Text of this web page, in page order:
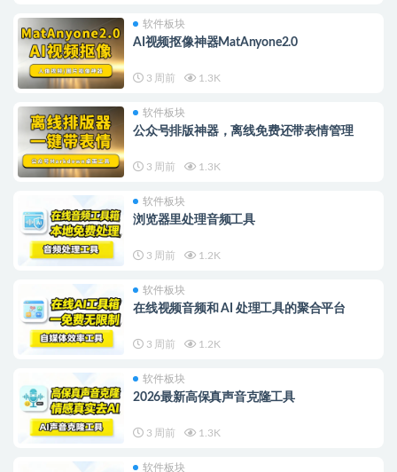
软件板块
AI视频抠像神器MatAnyone2.0
3 周前 1.3K
软件板块
公众号排版神器，离线免费还带表情管理
3 周前 1.3K
软件板块
浏览器里处理音频工具
3 周前 1.2K
软件板块
在线视频音频和 AI 处理工具的聚合平台
3 周前 1.2K
软件板块
2026最新高保真声音克隆工具
3 周前 1.3K
软件板块